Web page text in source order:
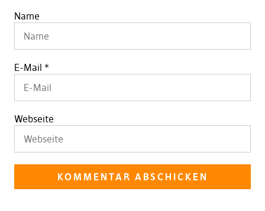
Name
E-Mail *
Webseite